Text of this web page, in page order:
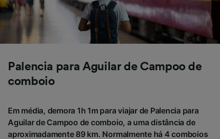
Palencia para Aguilar de Campoo de
comboio
Em média, demora 1h 1m para viajar de Palencia para
Aguilar de Campoo de comboio, a uma distância de
aproximadamente 89 km. Normalmente há 4 comboios